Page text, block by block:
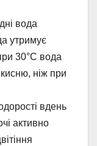
вода
утримує
30°C вода
ніж при
вдень
активно